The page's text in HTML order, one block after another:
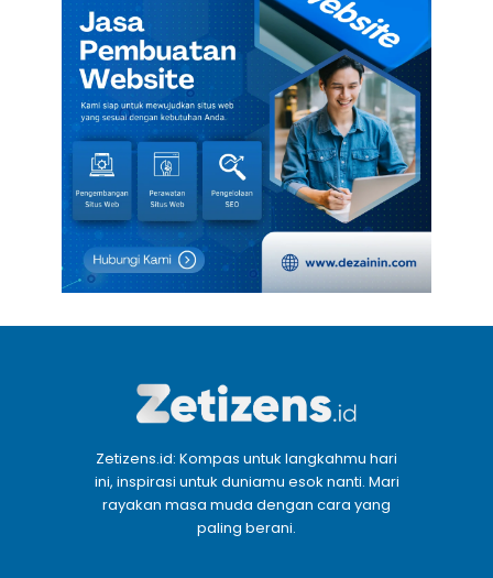
Zetizens.id: Kompas untuk langkahmu hari
ini, inspirasi untuk duniamu esok nanti. Mari
rayakan masa muda dengan cara yang
paling berani.